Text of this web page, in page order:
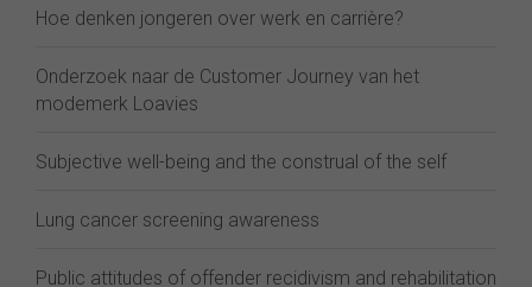
Hoe denken jongeren over werk en carrière?
Onderzoek naar de Customer Journey van het
modemerk Loavies
Subjective well-being and the construal of the self
Lung cancer screening awareness
Public attitudes of offender recidivism and rehabilitation